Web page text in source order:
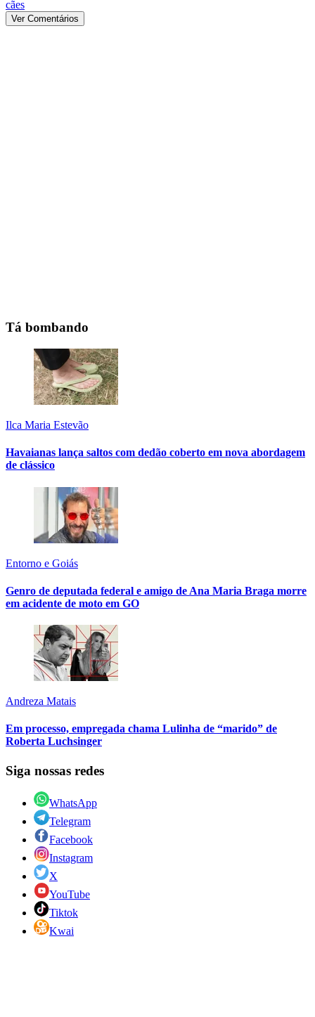
cães
Ver Comentários
Tá bombando
Ilca Maria Estevão
Havaianas lança saltos com dedão coberto em nova abordagem
de clássico
Entorno e Goiás
Genro de deputada federal e amigo de Ana Maria Braga morre
em acidente de moto em GO
Andreza Matais
Em processo, empregada chama Lulinha de “marido” de
Roberta Luchsinger
Siga nossas redes
WhatsApp
Telegram
Facebook
Instagram
X
YouTube
Tiktok
Kwai